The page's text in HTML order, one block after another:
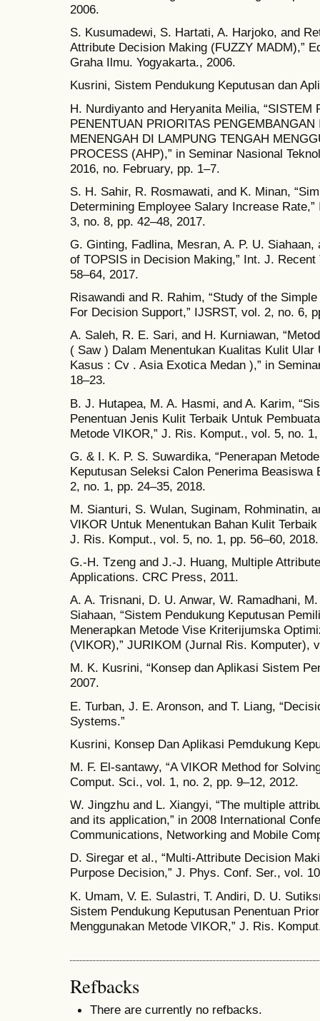
2006.
S. Kusumadewi, S. Hartati, A. Harjoko, and
Attribute Decision Making (FUZZY MADM),”
Graha Ilmu. Yogyakarta., 2006.
Kusrini, Sistem Pendukung Keputusan dan
H. Nurdiyanto and Heryanita Meilia, “SISTEM
PENENTUAN PRIORITAS
MENENGAH DI LAMPUNG TENGAH
PROCESS (AHP),” in Seminar Nasional
2016, no. February, pp. 1–7.
S. H. Sahir, R. Rosmawati, and K. Minan,
Determining Employee Salary Increase
3, no. 8, pp. 42–48, 2017.
G. Ginting, Fadlina, Mesran, A. P. U. Siahaan,
of TOPSIS in Decision Making,” Int. J.
58–64, 2017.
Risawandi and R. Rahim, “Study of the
For Decision Support,” IJSRST, vol. 2, no. 6,
A. Saleh, R. E. Sari, and H. Kurniawan,
( Saw ) Dalam Menentukan Kualitas Kulit Ular
Kasus : Cv . Asia Exotica Medan ),” in
18–23.
B. J. Hutapea, M. A. Hasmi, and A. Karim,
Penentuan Jenis Kulit Terbaik Untuk
Metode VIKOR,” J. Ris. Komput., vol. 5, no.
G. & I. K. P. S. Suwardika, “Penerapan
Keputusan Seleksi Calon Penerima
2, no. 1, pp. 24–35, 2018.
M. Sianturi, S. Wulan, Suginam, Rohminatin,
VIKOR Untuk Menentukan Bahan Kulit
J. Ris. Komput., vol. 5, no. 1, pp. 56–60, 2018.
G.-H. Tzeng and J.-J. Huang, Multiple
Applications. CRC Press, 2011.
A. A. Trisnani, D. U. Anwar, W. Ramadhani,
Siahaan, “Sistem Pendukung Keputusan
Menerapkan Metode Vise Kriterijumska
(VIKOR),” JURIKOM (Jurnal Ris. Komputer),
M. K. Kusrini, “Konsep dan Aplikasi Sistem
2007.
E. Turban, J. E. Aronson, and T. Liang,
Systems.”
Kusrini, Konsep Dan Aplikasi Pemdukung
M. F. El-santawy, “A VIKOR Method for
Comput. Sci., vol. 1, no. 2, pp. 9–12, 2012.
W. Jingzhu and L. Xiangyi, “The multiple
and its application,” in 2008 International
Communications, Networking and Mobile
D. Siregar et al., “Multi-Attribute Decision
Purpose Decision,” J. Phys. Conf. Ser., vol.
K. Umam, V. E. Sulastri, T. Andiri, D. U.
Sistem Pendukung Keputusan Penentuan
Menggunakan Metode VIKOR,” J. Ris.
Refbacks
There are currently no refbacks.